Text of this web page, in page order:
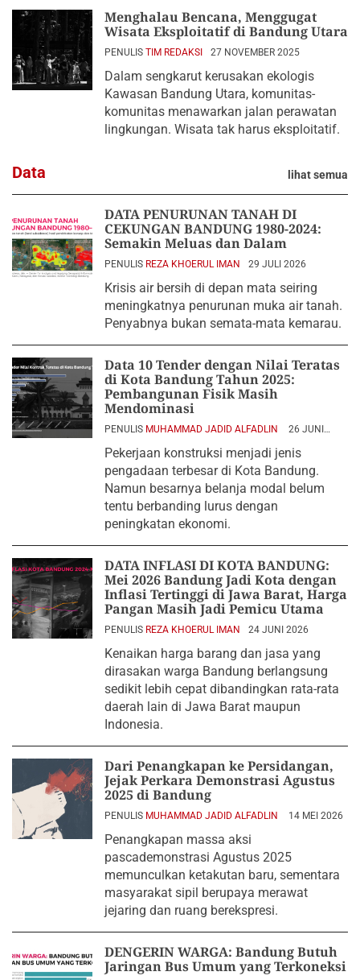
Menghalau Bencana, Menggugat
Wisata Eksploitatif di Bandung Utara
PENULIS TIM REDAKSI 27 NOVEMBER 2025
Dalam sengkarut kerusakan ekologis
Kawasan Bandung Utara, komunitas-
komunitas menawarkan jalan perawatan
lingkungan. Wisata tak harus eksploitatif.
Data lihat semua
DATA PENURUNAN TANAH DI
CEKUNGAN BANDUNG 1980-2024:
Semakin Meluas dan Dalam
PENULIS REZA KHOERUL IMAN 29 JULI 2026
Krisis air bersih di depan mata seiring
meningkatnya penurunan muka air tanah.
Penyabnya bukan semata-mata kemarau.
Data 10 Tender dengan Nilai Teratas
di Kota Bandung Tahun 2025:
Pembangunan Fisik Masih
Mendominasi
PENULIS MUHAMMAD JADID ALFADLIN
26 JUNI
Pekerjaan konstruksi menjadi jenis
pengadaan terbesar di Kota Bandung.
Namun besarnya belanja modal belum
tentu berbanding lurus dengan
peningkatan ekonomi.
DATA INFLASI DI KOTA BANDUNG:
Mei 2026 Bandung Jadi Kota dengan
Inflasi Tertinggi di Jawa Barat, Harga
Pangan Masih Jadi Pemicu Utama
PENULIS REZA KHOERUL IMAN 24 JUNI 2026
Kenaikan harga barang dan jasa yang
dirasakan warga Bandung berlangsung
sedikit lebih cepat dibandingkan rata-rata
daerah lain di Jawa Barat maupun
Indonesia.
Dari Penangkapan ke Persidangan,
Jejak Perkara Demonstrasi Agustus
2025 di Bandung
PENULIS MUHAMMAD JADID ALFADLIN 14 MEI 2026
Penangkapan massa aksi
pascademonstrasi Agustus 2025
memunculkan ketakutan baru, sementara
masyarakat sipil berupaya merawat
jejaring dan ruang berekspresi.
DENGERIN WARGA: Bandung Butuh
Jaringan Bus Umum yang Terkoneksi